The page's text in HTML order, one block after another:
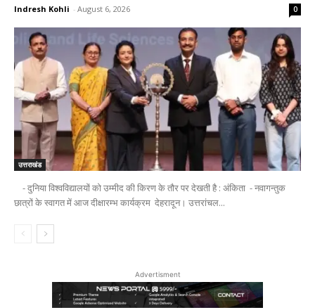
Indresh Kohli - August 6, 2026 0
उत्तराखंड
- दुनिया विश्वविद्यालयों को उम्मीद की किरण के तौर पर देखती है : अंकिता - नवागन्तुक
छात्रों के स्वागत में आज दीक्षारम्भ कार्यक्रम देहरादून। उत्तरांचल...
Advertisment